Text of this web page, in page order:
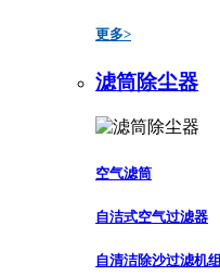
更多>
滤筒除尘器
空气滤筒
自洁式空气过滤器
自清洁除沙过滤机组